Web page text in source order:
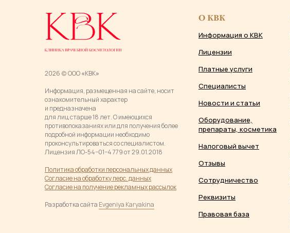
2026 (c) ООО«КВК»
Информация, размещенная на сайте, носит
ознакомительный характер
и предназначена
для лиц старше 18 лет. О имеющихся
противопоказаниях или для получения более
подробной информации необходимо
проконсультироваться со специалистом.
Лицензия ЛО-54−01−4 779 от 29.01.2018
Политика обработки персональных данных
Согласие на обработку перс. данных
Согласие на получение рекламных рассылок
Разработка сайта Evgeniya Karyakina
О КВК
Информация о КВК
Лицензии
Платные услуги
Специалисты
Новости и статьи
Оборудование,
препараты, косметика
Налоговый вычет
Отзывы
Сотрудничество
Реквизиты
Правовая база